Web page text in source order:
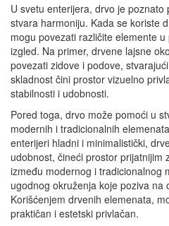
U svetu enterijera, drvo je poznato
stvara harmoniju. Kada se koriste
mogu povezati različite elemente
izgled. Na primer, drvene lajsne
povezati zidove i podove,
skladnost čini prostor vizuelno
stabilnosti i udobnosti.
Pored toga, drvo može pomoći u
modernih i tradicionalnih
enterijeri hladni i minimalistički,
udobnost, čineći prostor prijatnijim
između modernog i tradicionalnog
ugodnog okruženja koje poziva na
Korišćenjem drvenih elemenata,
praktičan i estetski privlačan.